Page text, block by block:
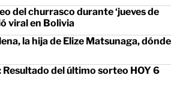
del churrasco durante ‘jueves de
viral en Bolivia
la hija de Elize Matsunaga, dónde
del último sorteo HOY 6